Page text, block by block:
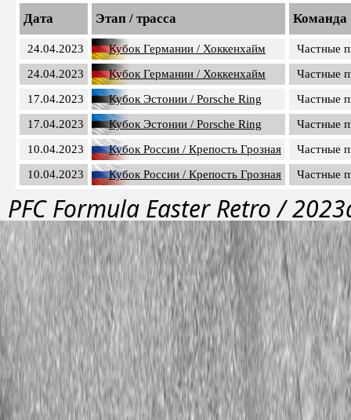
Дата Этап / трасса Команда
24.04.2023 Кубок Германии / Хоккенхайм
Частные
24.04.2023
Кубок Германии / Хоккенхайм
Частные
17.04.2023
Кубок Эстонии / Porsche Ring
Частные
17.04.2023
Кубок Эстонии / Porsche Ring
Частные
10.04.2023
Кубок России / Крепость Грозная
Частные
10.04.2023
Кубок России / Крепость Грозная Частные
PFС Formula Easter Retro /
Частные пилоты
Шасси: Estonia-18